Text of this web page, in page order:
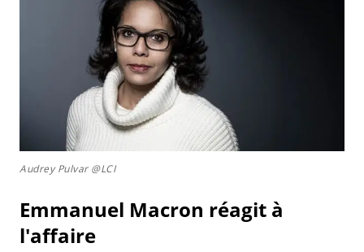
Audrey Pulvar @LCI
Emmanuel Macron réagit à
l'affaire